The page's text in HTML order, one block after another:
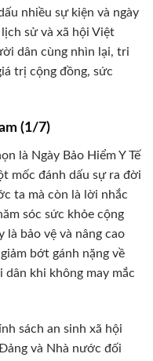
nhiều sự kiện và ngày
sử và xã hội Việt
dân cùng nhìn lại, tri
trị cộng đồng, sức
(1/7)
là Ngày Bảo Hiểm Y Tế
mốc đánh dấu sự ra đời
ta mà còn là lời nhắc
sóc sức khỏe cộng
là bảo vệ và nâng cao
bớt gánh nặng về
khi không may mắc
sách an sinh xã hội
và Nhà nước đối